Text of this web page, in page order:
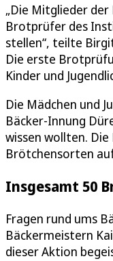
„Die Mitglieder
Brotprüfer des
stellen“, teilte
Die erste
Kinder und
Die Mädchen und
Bäcker-Innung
wissen wollten.
Brötchensorten
Insgesamt 50
Fragen rund ums
Bäckermeistern
dieser Aktion